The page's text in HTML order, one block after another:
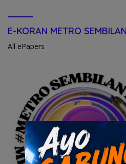
E-KORAN METRO SEMBILAN
All ePapers